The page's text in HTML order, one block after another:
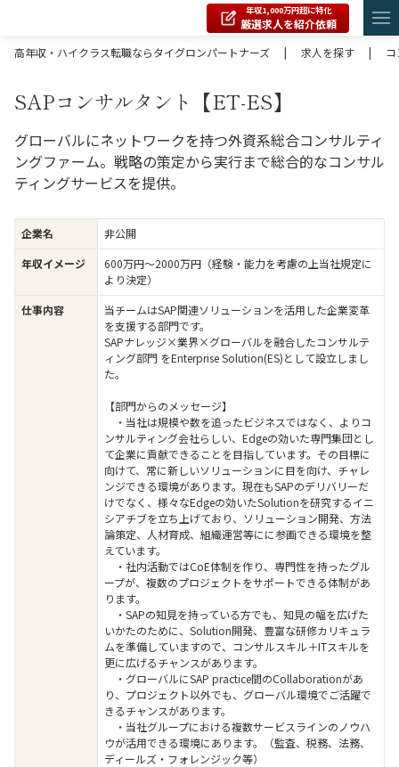
年収1,000万円超に特化
厳選求人を紹介依頼
高年収・ハイクラス転職ならタイグロンパートナーズ
| 求人を探す |
SAPコンサルタント【ET-ES】
グローバルにネットワークを持つ外資系総合コンサルティ
ングファーム。戦略の策定から実行まで総合的なコンサル
ティングサービスを提供。
企業名
非公開
年収イメージ
600万円〜2000万円（経験・能力を考慮の上当社規定に
より決定）
仕事内容
当チームはSAP関連ソリューションを活用した企業変革
を支援する部門です。
SAPナレッジ×業界×グローバルを融合したコンサルテ
ィング部門 をEnterprise Solution(ES)として設立しまし
た。
【部門からのメッセージ】
・当社は規模や数を追ったビジネスではなく、よりコ
ンサルティング会社らしい、Edgeの効いた専門集団とし
て企業に貢献できることを目指しています。その目標に
向けて、常に新しいソリューションに目を向け、チャレ
ンジできる環境があります。現在もSAPのデリバリーだ
けでなく、様々なEdgeの効いたSolutionを研究するイニ
シアチブを立ち上げており、ソリューション開発、方法
論策定、人材育成、組織運営等にに参画できる環境を整
えています。
・社内活動ではCoE体制を作り、専門性を持ったグル
ープが、複数のプロジェクトをサポートできる体制があ
ります。
・SAPの知見を持っている方でも、知見の幅を広げた
いかたのために、Solution開発、豊富な研修カリキュラ
ムを準備していますので、コンサルスキル＋ITスキルを
更に広げるチャンスがあります。
・グローバルにSAP practice間のCollaborationがあ
り、プロジェクト以外でも、グローバル環境でご活躍で
きるチャンスがあります。
・当社グループにおける複数サービスラインのノウハ
ウが活用できる環境にあります。（監査、税務、法務、
ディールズ・フォレンジック等）